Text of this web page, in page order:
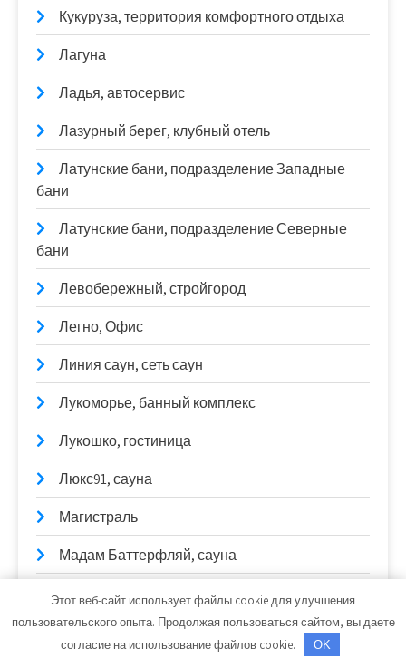
Кукуруза, территория комфортного отдыха
Лагуна
Ладья, автосервис
Лазурный берег, клубный отель
Латунские бани, подразделение Западные
бани
Латунские бани, подразделение Северные
бани
Левобережный, стройгород
Легно, Офис
Линия саун, сеть саун
Лукоморье, банный комплекс
Лукошко, гостиница
Люкс91, сауна
Магистраль
Мадам Баттерфляй, сауна
Максимум
Мелодия, физкультурно-оздоровительный
комплекс
Этот веб-сайт использует файлы cookie для улучшения
пользовательского опыта. Продолжая пользоваться сайтом, вы даете
согласие на использование файлов cookie.
OK